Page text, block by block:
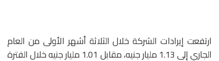
ارتفعت إيرادات الشركة خلال الثلاثة أشهر الأولى من العام
الجاري إلى 1.13 مليار جنيه، مقابل 1.01 مليار جنيه خلال الفترة